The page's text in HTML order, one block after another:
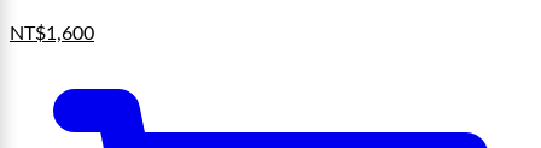
NT$1,600